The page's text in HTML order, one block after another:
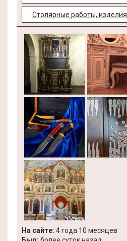
Столярные работы, изделия
На сайте: 4 года 10 месяцев